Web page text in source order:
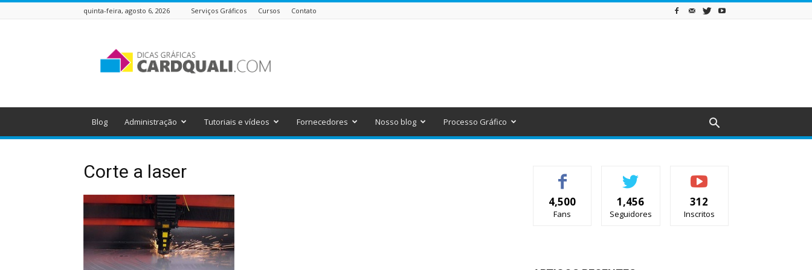
quinta-feira, agosto 6, 2026 Serviços Gráficos Cursos Contato
Gráficas
do
Blog Administração Tutoriais e vídeos Fornecedores Nosso blog Processo Gráfico
Corte a laser
4,500
Fans
1,456
Seguidores
312
Inscritos